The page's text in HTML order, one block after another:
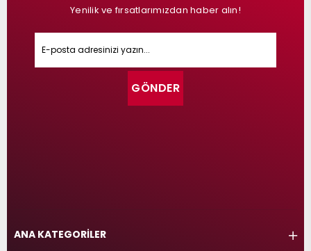
Yenilik ve fırsatlarımızdan haber alın!
GÖNDER
ANA KATEGORİLER